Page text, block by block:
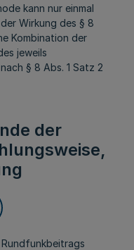
kann nur einmal
Wirkung des § 8
Kombination der
jeweils
§ 8 Abs. 1 Satz 2
der